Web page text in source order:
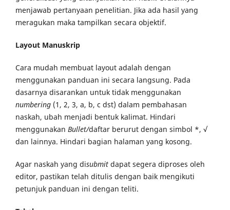
menjawab pertanyaan penelitian. Jika ada hasil yang
meragukan maka tampilkan secara objektif.
Layout Manuskrip
Cara mudah membuat layout adalah dengan
menggunakan panduan ini secara langsung. Pada
dasarnya disarankan untuk tidak menggunakan
numbering(1, 2, 3, a, b, c dst) dalam pembahasan
naskah, ubah menjadi bentuk kalimat. Hindari
menggunakan Bullet/daftar berurut dengan simbol *, √
dan lainnya. Hindari bagian halaman yang kosong.
Agar naskah yang disubmitdapat segera diproses oleh
editor, pastikan telah ditulis dengan baik mengikuti
petunjuk panduan ini dengan teliti.